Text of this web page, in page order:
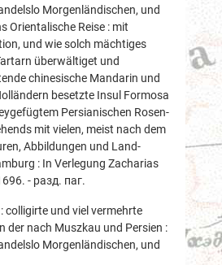
Morgenländischen, und
Orientalische Reise : mit
und wie solch mächtiges
überwältiget und
chinesische Mandarin und
besetzte Insul Formosa
Persianischen Rosen-
mit vielen, meist nach dem
Abbildungen und Land-
: In Verlegung Zacharias
- разд. паг.
colligirte und viel vermehrte
der nach Muszkau und Persien :
Morgenländischen, und